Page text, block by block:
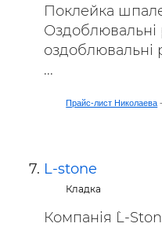
Поклейка
оздоблювальні
...
Прайс-лист Николаева
L-stone
Кладка
Компанія `L-